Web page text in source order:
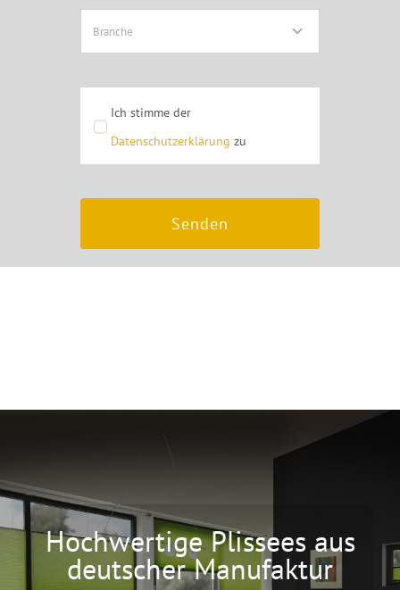
Ich stimme der
Datenschutzerklärung zu
Senden
Hochwertige Plissees aus
deutscher Manufaktur